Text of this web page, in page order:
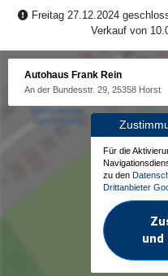
Freitag 27.12.2024
Verkauf von
Autohaus Frank Rein
An der Bundesstr. 29, 25358 Horst
Für die
zu den
Drittanbieter
und